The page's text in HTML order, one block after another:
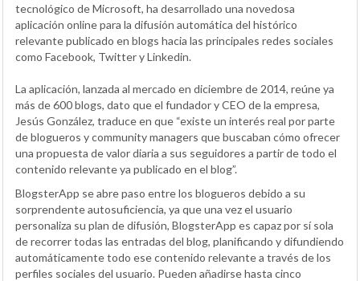
tecnológico de Microsoft, ha desarrollado una novedosa
aplicación online para la difusión automática del histórico
relevante publicado en blogs hacia las principales redes sociales
como Facebook, Twitter y Linkedin.
La aplicación, lanzada al mercado en diciembre de 2014, reúne ya
más de 600 blogs, dato que el fundador y CEO de la empresa,
Jesús González, traduce en que “existe un interés real por parte
de blogueros y community managers que buscaban cómo ofrecer
una propuesta de valor diaria a sus seguidores a partir de todo el
contenido relevante ya publicado en el blog”.
BlogsterApp se abre paso entre los blogueros debido a su
sorprendente autosuficiencia, ya que una vez el usuario
personaliza su plan de difusión, BlogsterApp es capaz por sí sola
de recorrer todas las entradas del blog, planificando y difundiendo
automáticamente todo ese contenido relevante a través de los
perfiles sociales del usuario. Pueden añadirse hasta cinco